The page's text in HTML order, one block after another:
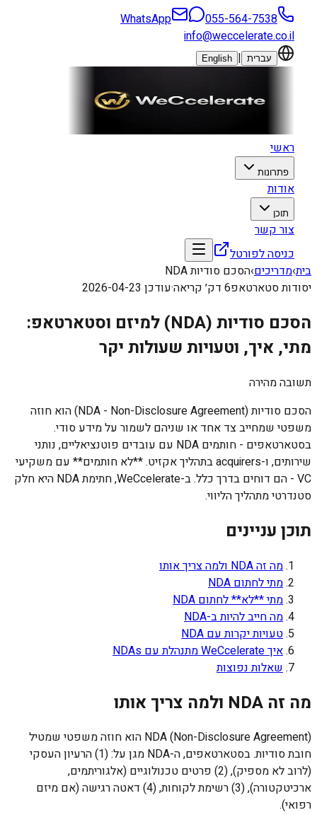
055-564-7538
WhatsApp
info@weccelerate.co.il
עברית |
English
ראשי
פתרונות
אודות
תוכן
צור קשר
כניסה לפורטל
בית›מדריכים›הסכם סודיות NDA
יסודות סטארטאפ6 דק׳ קריאה·עודכן 2026-04-23
הסכם סודיות (NDA) למיזם וסטארטאפ:
מתי, איך, וטעויות שעולות יקר
תשובה מהירה
הסכם סודיות (NDA - Non-Disclosure Agreement) הוא חוזה
משפטי שמחייב צד אחד או שניהם לשמור על מידע סודי.
בסטארטאפים - חותמים NDA עם עובדים פוטנציאליים, נותני
שירותים, ו-acquirers בתהליך אקזיט. **לא חותמים** עם משקיעי
VC - הם דוחים בדרך כלל. ב-WeCcelerate, חתימת NDA היא חלק
סטנדרטי מתהליך הליווי.
תוכן עניינים
מה זה NDA ולמה צריך אותו
מתי לחתום NDA
מתי **לא** לחתום NDA
מה חייב להיות ב-NDA
טעויות יקרות עם NDA
איך WeCcelerate מתנהלת עם NDAs
שאלות נפוצות
מה זה NDA ולמה צריך אותו
NDA (Non-Disclosure Agreement) הוא חוזה משפטי שמטיל
חובת סודיות. בסטארטאפים, ה-NDA מגן על: (1) הרעיון העסקי
(לרוב לא מספיק), (2) פרטים טכנולוגיים (אלגוריתמים,
ארכיטקטורה), (3) רשימת לקוחות, (4) דאטה רגישה (אם מיזם
רפואי).